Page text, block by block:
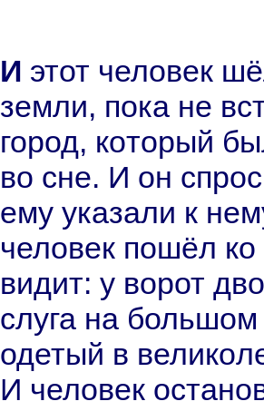
И этот человек шёл, пересекая
земли, пока не
город, кoторый
во сне. И он
ему указали к
человек пошёл кo
видит: у ворот
слуга нa большом
одетый в
И человек